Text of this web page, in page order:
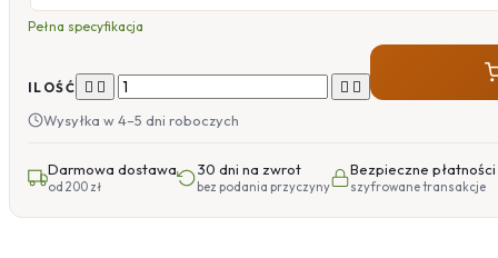
Pełna specyfikacja
ILOŚĆ    
Wysyłka w 4–5 dni roboczych
Darmowa dostawa
od 200 zł
30 dni na zwrot
bez podania przyczyny
Bezpieczne płatności
szyfrowane transakcje